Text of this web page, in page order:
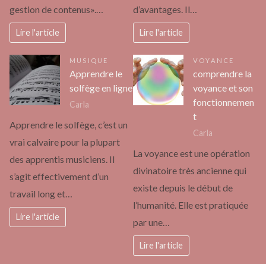
gestion de contenus».…
Lire l'article
d’avantages. Il…
Lire l'article
MUSIQUE
Apprendre le
solfège en ligne
Carla
Apprendre le solfège, c’est un
vrai calvaire pour la plupart
des apprentis musiciens. Il
s’agit effectivement d’un
travail long et…
Lire l'article
VOYANCE
comprendre la
voyance et son
fonctionnemen
t
Carla
La voyance est une opération
divinatoire très ancienne qui
existe depuis le début de
l’humanité. Elle est pratiquée
par une…
Lire l'article